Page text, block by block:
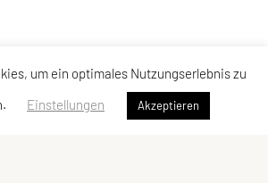
um ein optimales Nutzungserlebnis zu
Einstellungen Akzeptieren